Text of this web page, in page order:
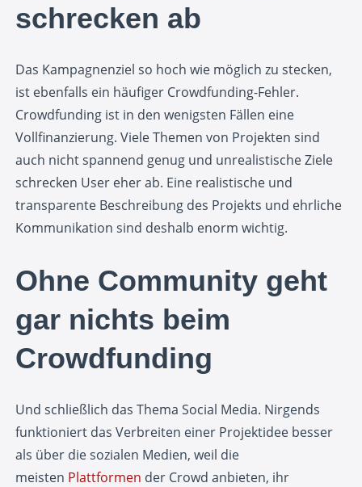
schrecken ab
Das Kampagnenziel so hoch wie möglich zu stecken,
ist ebenfalls ein häufiger Crowdfunding-Fehler.
Crowdfunding ist in den wenigsten Fällen eine
Vollfinanzierung. Viele Themen von Projekten sind
auch nicht spannend genug und unrealistische Ziele
schrecken User eher ab. Eine realistische und
transparente Beschreibung des Projekts und ehrliche
Kommunikation sind deshalb enorm wichtig.
Ohne Community geht
gar nichts beim
Crowdfunding
Und schließlich das Thema Social Media. Nirgends
funktioniert das Verbreiten einer Projektidee besser
als über die sozialen Medien, weil die
meisten Plattformen der Crowd anbieten, ihr